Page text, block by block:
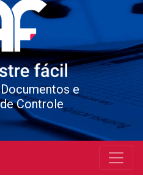
e
Controle